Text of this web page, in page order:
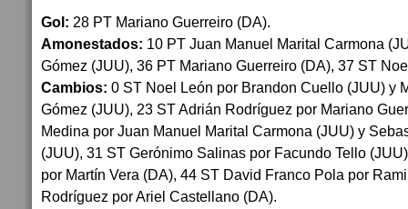
Gol: 28 PT Mariano Guerreiro (DA).
Amonestados: 10 PT Juan Manuel Marital Carmona
Gómez (JUU), 36 PT Mariano Guerreiro (DA), 37 ST
Cambios: 0 ST Noel León por Brandon Cuello (JUU) y
Gómez (JUU), 23 ST Adrián Rodríguez por Mariano
Medina por Juan Manuel Marital Carmona (JUU) y
(JUU), 31 ST Gerónimo Salinas por Facundo Tello
por Martín Vera (DA), 44 ST David Franco Pola por
Rodríguez por Ariel Castellano (DA).